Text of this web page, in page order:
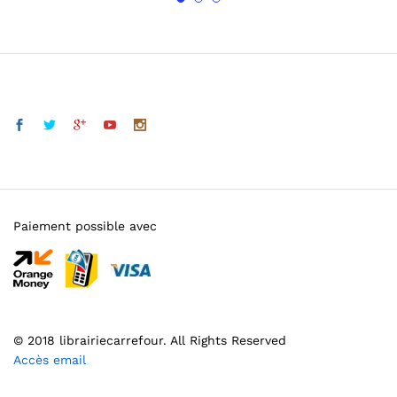
© 2018 librairiecarrefour. All Rights Reserved
Accès email
Paiement possible avec